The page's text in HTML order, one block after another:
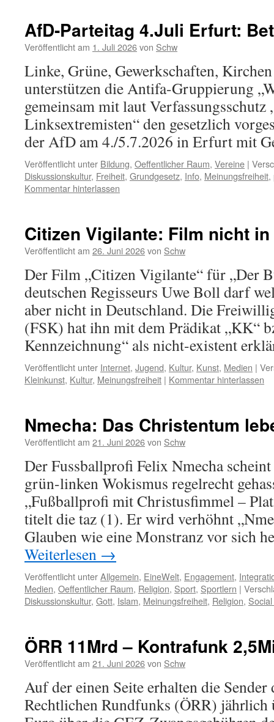
AfD-Parteitag 4.Juli Erfurt:
Veröffentlicht am 1. Juli 2026von Schw
Linke, Grüne, Gewerkschaften,
unterstützen die Antifa-Gruppierung
gemeinsam mit laut Verfassungsschutz
Linksextremisten“ den gesetzlich
der AfD am 4./5.7.2026 in Erfurt mit
Veröffentlicht unter Bildung, Oeffentlicher Raum, Vereine |
Diskussionskultur, Freiheit, Grundgesetz, Info, Meinungsfreiheit,
Kommentar hinterlassen
Citizen Vigilante: Film nicht in
Veröffentlicht am 26. Juni 2026von Schw
Der Film „Citizen Vigilante“ für „Der
deutschen Regisseurs Uwe Boll darf
aber nicht in Deutschland. Die
(FSK) hat ihn mit dem Prädikat „KK“
Kennzeichnung“ als nicht-existent
Veröffentlicht unter Internet, Jugend, Kultur, Kunst, Medien |
Kleinkunst, Kultur, Meinungsfreiheit | Kommentar hinterlassen
Nmecha: Das Christentum
Veröffentlicht am 21. Juni 2026von Schw
Der Fussballprofi Felix Nmecha
grün-linken Wokismus regelrecht
„Fußballprofi mit Christusfimmel –
titelt die taz (1). Er wird verhöhnt
Glauben wie eine Monstranz vor sich
Weiterlesen →
Veröffentlicht unterAllgemein, EineWelt, Engagement,
Medien, Oeffentlicher Raum, Religion, Sport, Sportlern |
Diskussionskultur, Gott, Islam, Meinungsfreiheit, Religion,
ÖRR 11Mrd – Kontrafunk
Veröffentlicht am 21. Juni 2026von Schw
Auf der einen Seite erhalten die
Rechtlichen Rundfunks (ÖRR)